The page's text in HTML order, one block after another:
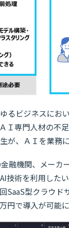
るビジネスにお
Ｉ専門人材の不
、ＡＩを業務
融機関、メー
技術を利用した
SaaS型クラウ
で導入が可能に